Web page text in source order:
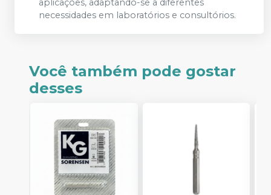
aplicações, adaptando-se a diferentes
necessidades em laboratórios e consultórios.
Você também pode gostar
desses